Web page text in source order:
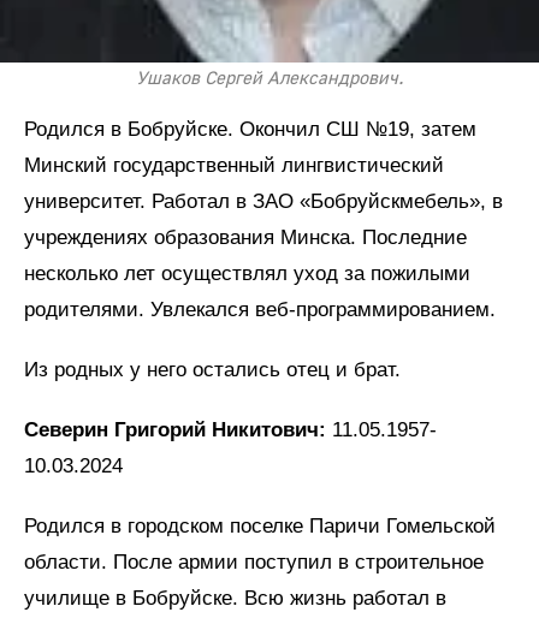
Ушаков Сергей Александрович.
Родился в Бобруйске. Окончил СШ №19, затем
Минский государственный лингвистический
университет. Работал в ЗАО «Бобруйскмебель», в
учреждениях образования Минска. Последние
несколько лет осуществлял уход за пожилыми
родителями. Увлекался веб-программированием.
Из родных у него остались отец и брат.
Северин Григорий Никитович: 11.05.1957-
10.03.2024
Родился в городском поселке Паричи Гомельской
области. После армии поступил в строительное
училище в Бобруйске. Всю жизнь работал в